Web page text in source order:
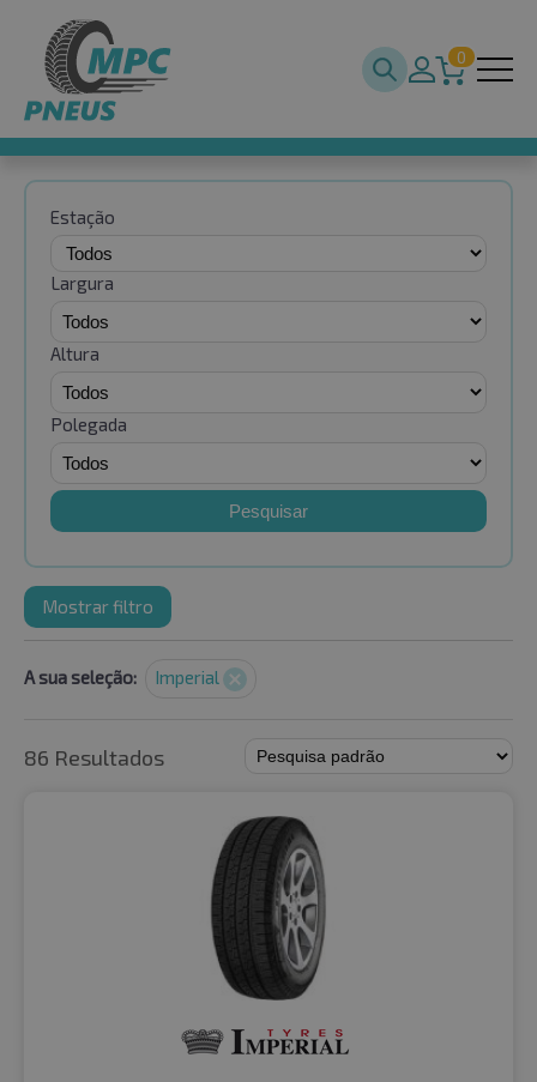
0
Estação
Largura
Altura
Polegada
Pesquisar
Mostrar filtro
A sua seleção: Imperial
86 Resultados